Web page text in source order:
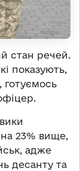
стан речей.
показують,
готуємось
23% вище,
адже
десанту та